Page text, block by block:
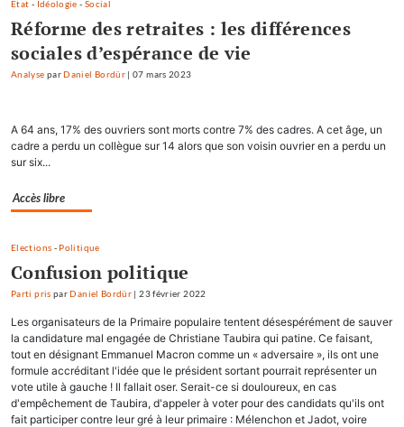
Etat - Idéologie - Social
Réforme des retraites : les différences
sociales d’espérance de vie
Analyse parDaniel Bordür |07 mars 2023
A 64 ans, 17% des ouvriers sont morts contre 7% des cadres. A cet âge, un
cadre a perdu un collègue sur 14 alors que son voisin ouvrier en a perdu un
sur six...
Accès libre
Elections - Politique
Confusion politique
Parti pris parDaniel Bordür |23 février 2022
Les organisateurs de la Primaire populaire tentent désespérément de sauver
la candidature mal engagée de Christiane Taubira qui patine. Ce faisant,
tout en désignant Emmanuel Macron comme un « adversaire », ils ont une
formule accréditant l'idée que le président sortant pourrait représenter un
vote utile à gauche ! Il fallait oser. Serait-ce si douloureux, en cas
d'empêchement de Taubira, d'appeler à voter pour des candidats qu'ils ont
fait participer contre leur gré à leur primaire : Mélenchon et Jadot, voire